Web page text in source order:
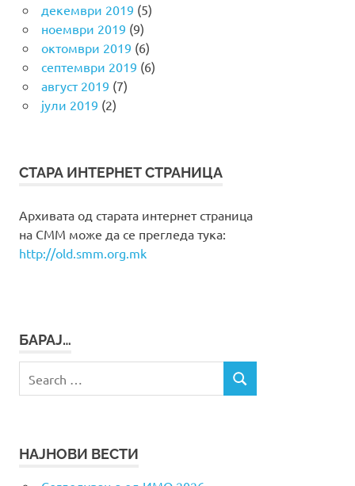
декември 2019 (5)
ноември 2019 (9)
октомври 2019 (6)
септември 2019 (6)
август 2019 (7)
јули 2019 (2)
СТАРА ИНТЕРНЕТ СТРАНИЦА
Архивата од старата интернет страница
на СММ може да се прегледа тука:
http://old.smm.org.mk
БАРАЈ…
for:
SEARCH
НАЈНОВИ ВЕСТИ